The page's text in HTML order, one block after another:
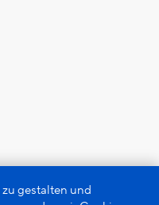
gestalten und